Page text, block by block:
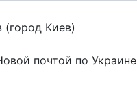
Киев)
почтой по Украине